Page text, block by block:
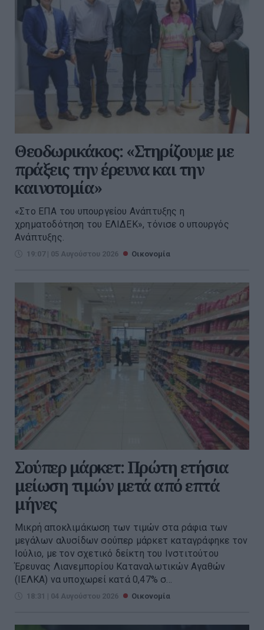
Θεοδωρικάκος: «Στηρίζουμε με
πράξεις την έρευνα και την
καινοτομία»
«Στο ΕΠΑ του υπουργείου Ανάπτυξης η
χρηματοδότηση του ΕΛΙΔΕΚ», τόνισε ο υπουργός
Ανάπτυξης.
19:07 | 05 Αυγούστου 2026 Οικονομία
Σούπερ μάρκετ: Πρώτη ετήσια
μείωση τιμών μετά από επτά
μήνες
Μικρή αποκλιμάκωση των τιμών στα ράφια των
μεγάλων αλυσίδων σούπερ μάρκετ καταγράφηκε τον
Ιούλιο, με τον σχετικό δείκτη του Ινστιτούτου
Έρευνας Λιανεμπορίου Καταναλωτικών Αγαθών
(ΙΕΛΚΑ) να υποχωρεί κατά 0,47% σ...
18:31 | 04 Αυγούστου 2026 Οικονομία